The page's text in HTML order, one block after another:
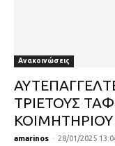
Ανακοινώσεις
ΤΡΙΕΤΟΥΣ
amarinos - 28/01/2025